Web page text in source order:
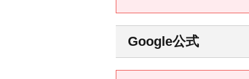
Google公式